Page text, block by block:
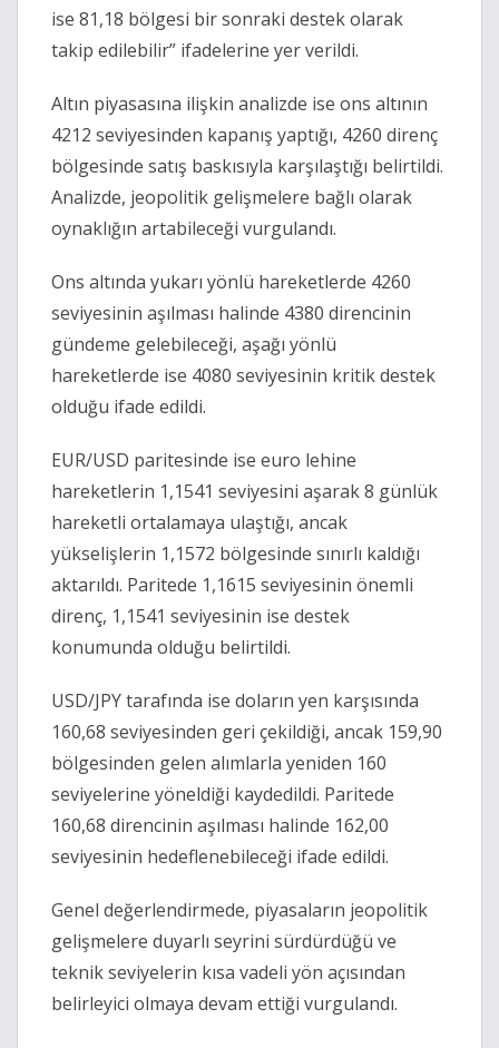
ise 81,18 bölgesi bir sonraki destek olarak
takip edilebilir” ifadelerine yer verildi.
Altın piyasasına ilişkin analizde ise ons altının
4212 seviyesinden kapanış yaptığı, 4260 direnç
bölgesinde satış baskısıyla karşılaştığı belirtildi.
Analizde, jeopolitik gelişmelere bağlı olarak
oynaklığın artabileceği vurgulandı.
Ons altında yukarı yönlü hareketlerde 4260
seviyesinin aşılması halinde 4380 direncinin
gündeme gelebileceği, aşağı yönlü
hareketlerde ise 4080 seviyesinin kritik destek
olduğu ifade edildi.
EUR/USD paritesinde ise euro lehine
hareketlerin 1,1541 seviyesini aşarak 8 günlük
hareketli ortalamaya ulaştığı, ancak
yükselişlerin 1,1572 bölgesinde sınırlı kaldığı
aktarıldı. Paritede 1,1615 seviyesinin önemli
direnç, 1,1541 seviyesinin ise destek
konumunda olduğu belirtildi.
USD/JPY tarafında ise doların yen karşısında
160,68 seviyesinden geri çekildiği, ancak 159,90
bölgesinden gelen alımlarla yeniden 160
seviyelerine yöneldiği kaydedildi. Paritede
160,68 direncinin aşılması halinde 162,00
seviyesinin hedeflenebileceği ifade edildi.
Genel değerlendirmede, piyasaların jeopolitik
gelişmelere duyarlı seyrini sürdürdüğü ve
teknik seviyelerin kısa vadeli yön açısından
belirleyici olmaya devam ettiği vurgulandı.